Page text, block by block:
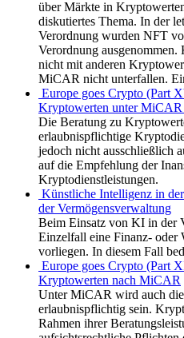
über Märkte in
diskutiertes Thema. In der
Verordnung wurden NFT
Verordnung
nicht mit anderen
MiCAR nicht unterfallen.
Europe goes Crypto (Part
Kryptowerten unter MiCAR
Die Beratung zu
erlaubnispflichtige
jedoch nicht ausschließlich
auf die Empfehlung der
Kryptodienstleistungen.
Künstliche Intelligenz in
der Vermögensverwaltung
Beim Einsatz von KI in der
Einzelfall eine Finanz- oder
vorliegen. In diesem Fall
Europe goes Crypto (Part
Kryptowerten nach MiCAR
Unter MiCAR wird auch
erlaubnispflichtig sein.
Rahmen ihrer